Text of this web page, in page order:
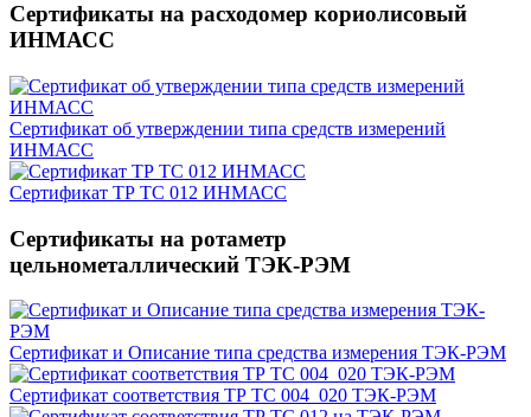
Сертификаты на расходомер кориолисовый
ИНМАСС
Сертификат об утверждении типа средств измерений
ИНМАСС
Сертификат ТР ТС 012 ИНМАСС
Сертификаты на ротаметр
цельнометаллический ТЭК-РЭМ
Сертификат и Описание типа средства измерения ТЭК-РЭМ
Сертификат соответствия ТР ТС 004_020 ТЭК-РЭМ